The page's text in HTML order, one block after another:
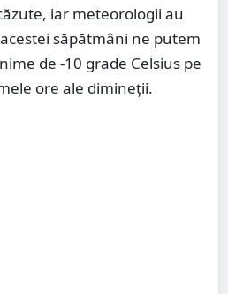
iar meteorologii au
săpătmâni ne putem
de -10 grade Celsius pe
ore ale dimineții.